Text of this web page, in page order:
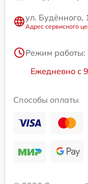
ул. Будённого,
Адрес сервисного
Режим работы:
Ежедневно с
Способы оплаты